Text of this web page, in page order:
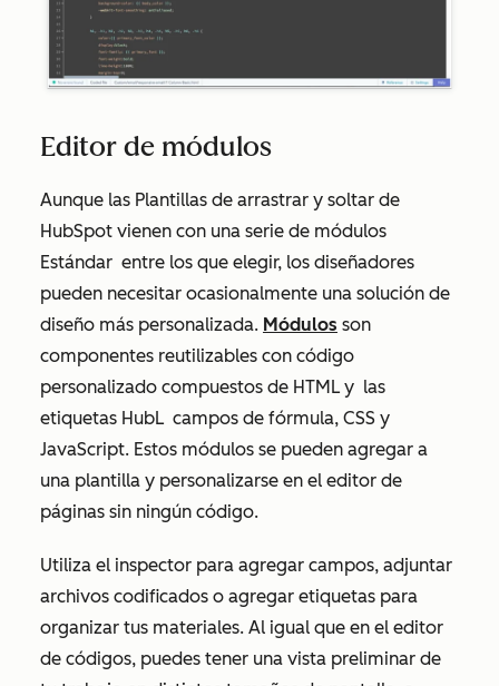
Editor de módulos
Aunque las Plantillas de arrastrar y soltar de
HubSpot vienen con una serie de módulos
Estándar entre los que elegir, los diseñadores
pueden necesitar ocasionalmente una solución de
diseño más personalizada. Módulos son
componentes reutilizables con código
personalizado compuestos de HTML y las
etiquetas HubL campos de fórmula, CSS y
JavaScript. Estos módulos se pueden agregar a
una plantilla y personalizarse en el editor de
páginas sin ningún código.
Utiliza el inspector para agregar campos, adjuntar
archivos codificados o agregar etiquetas para
organizar tus materiales. Al igual que en el editor
de códigos, puedes tener una vista preliminar de